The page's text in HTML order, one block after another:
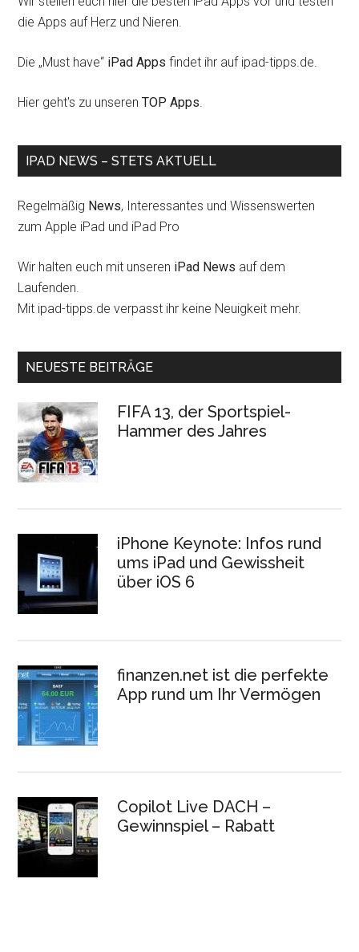
die Apps auf Herz und Nieren.
Die „Must have“ iPad Apps findet ihr auf ipad-tipps.de.
Hier geht's zu unserenTOP Apps.
IPAD NEWS – STETS AKTUELL
Regelmäßig News, Interessantes und Wissenswerten
zum Apple iPad und iPad Pro
Wir halten euch mit unseren iPad News auf dem
Laufenden.
Mit ipad-tipps.de verpasst ihr keine Neuigkeit mehr.
NEUESTE BEITRÄGE
FIFA 13, der Sportspiel-
Hammer des Jahres
iPhone Keynote: Infos rund
ums iPad und Gewissheit
über iOS 6
finanzen.net ist die perfekte
App rund um Ihr Vermögen
Copilot Live DACH –
Gewinnspiel – Rabatt